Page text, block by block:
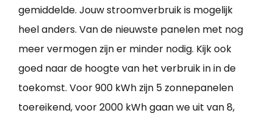
gemiddelde. Jouw stroomverbruik is mogelijk
heel anders. Van de nieuwste panelen met nog
meer vermogen zijn er minder nodig. Kijk ook
goed naar de hoogte van het verbruik in in de
toekomst. Voor 900 kWh zijn 5 zonnepanelen
toereikend, voor 2000 kWh gaan we uit van 8,